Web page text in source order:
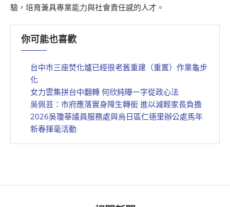
驗，培育兼具專業能力與社會責任感的人才。
你可能也喜歡
台中市三座焚化爐已經很老舊重建（重置）作業龜步
化
女力雲集拼台中翻轉 何欣純曝一字從政心法
吳佩芸：市府應落實身障生轉銜 進以減輕家長負擔
2026吳瓊華議員服務處與烏日區仁德里辦公處馬年
新春揮毫活動